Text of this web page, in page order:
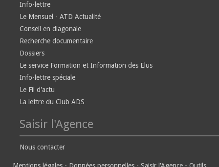
Info-lettre
Le Mensuel - ATD Actualité
Conseil en diagonale
Recherche documentaire
Dossiers
Le service Formation et Information des Elus
Info-lettre spéciale
Le Fil d'actu
La lettre du Club ADS
Saisir l'Agence
Nous contacter